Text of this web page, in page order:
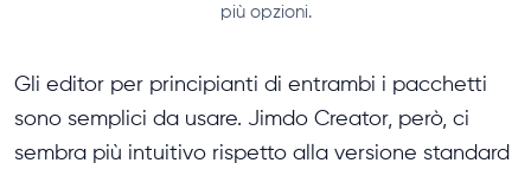
più opzioni.
Gli editor per principianti di entrambi i pacchetti
sono semplici da usare. Jimdo Creator, però, ci
sembra più intuitivo rispetto alla versione standard